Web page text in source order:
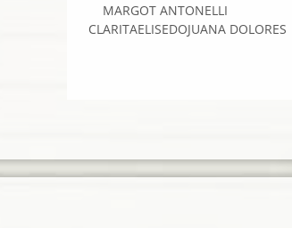
MARGOT ANTONELLI
CLARITAELISEDOJUANA DOLORES